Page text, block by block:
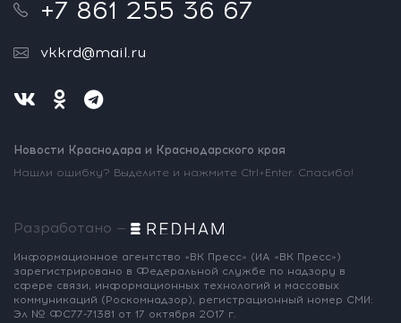
+7 861 255 36 67
vkkrd@mail.ru
Новости Краснодара и Краснодарского края
Нашли ошибку? Выделите и нажмите Ctrl+Enter. Спасибо!
Разработано —
Информационное агентство «ВК Пресс» (ИА «ВК Пресс»)
зарегистрировано в Федеральной службе по надзору в
сфере связи, информационных технологий и массовых
коммуникаций (Роскомнадзор), регистрационный номер СМИ:
Эл № ФС77-71381 от 17 октября 2017 г.